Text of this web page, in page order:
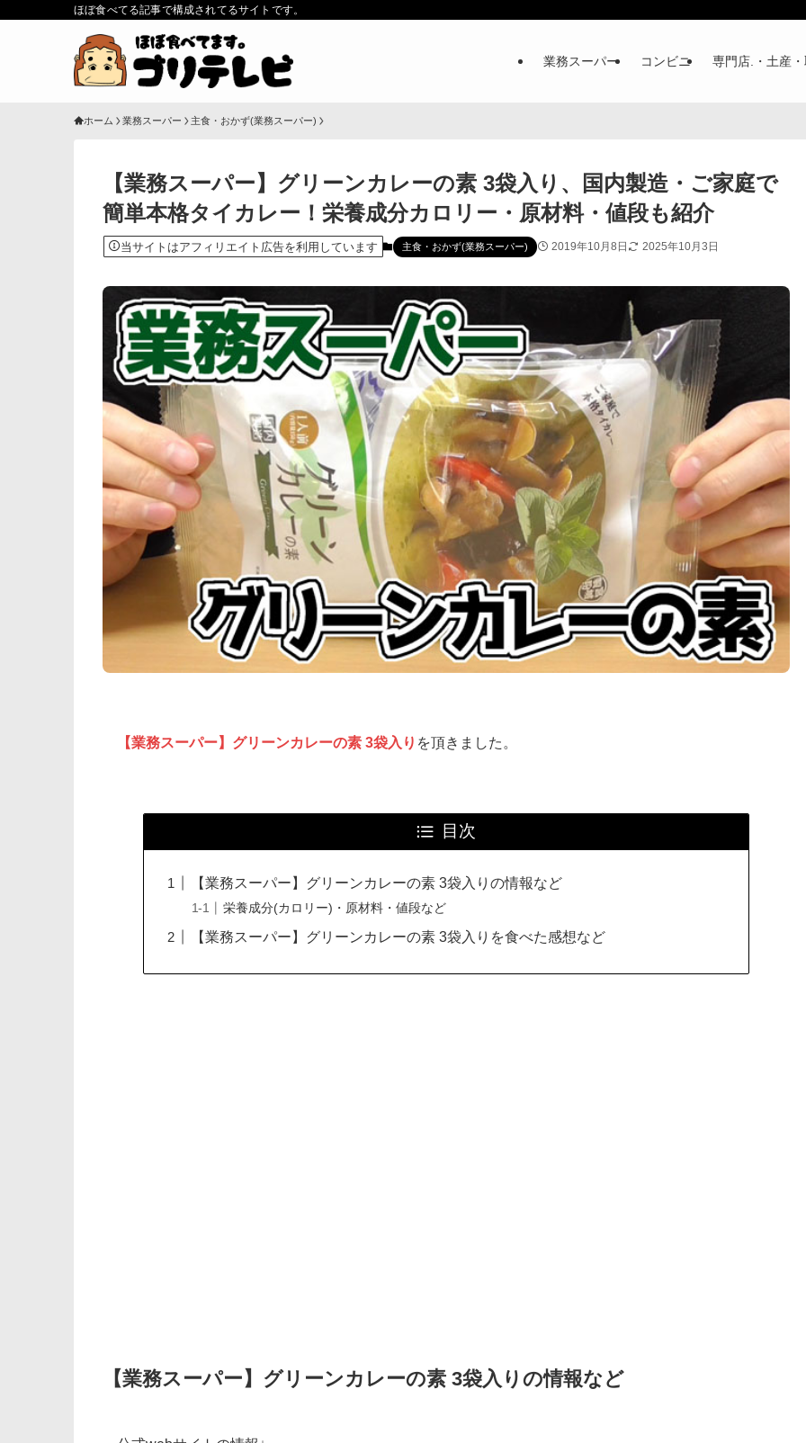
ほぼ食べてる記事で構成されてるサイトです。
業務スーパー コンビニ 専門店.・土産
ホーム 業務スーパー 主食・おかず(業務スーパー)
【業務スーパー】グリーンカレーの素 3袋入り、国内製造・ご家庭で
簡単本格タイカレー！栄養成分カロリー・原材料・値段も紹介
当サイトはアフィリエイト広告を利用しています 主食・おかず(業務スーパー) 2019年10月8日 2025年10月3日
【業務スーパー】グリーンカレーの素 3袋入り を頂きました。
目次
【業務スーパー】グリーンカレーの素 3袋入りの情報など
栄養成分(カロリー)・原材料・値段など
【業務スーパー】グリーンカレーの素 3袋入りを食べた感想など
【業務スーパー】グリーンカレーの素 3袋入りの情報など